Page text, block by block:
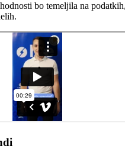
bo temeljila na